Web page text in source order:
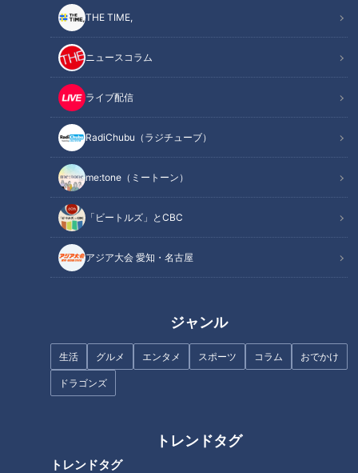
THE TIME,
ニュースコラム
ライブ配信
RadiChubu（ラジチューブ）
me:tone（ミートーン）
「ビートルズ」とCBC
アジア大会 愛知・名古屋
ジャンル
生活 グルメ エンタメ スポーツ コラム おでかけ
ドラゴンズ
トレンドタグ
トレンドタグ
熱さで服が溶ける？！燃え盛る
大松明を担いでダッシュ！700
年続く津島神社の「開扉祭」
「名二環」の集中工事に潜入！
アスファルト舗装に隠された秘
密とは
コロナ“第７波”に熱中症…出動
要請相次ぐ救急現場に２４時間
進化を遂げる医療の世界に「ス
ーパードクター」…常識を超え
クターファイル
沖縄アグー豚を守れ！海を渡っ
タン１つで次の駅へ＆No.1駅員